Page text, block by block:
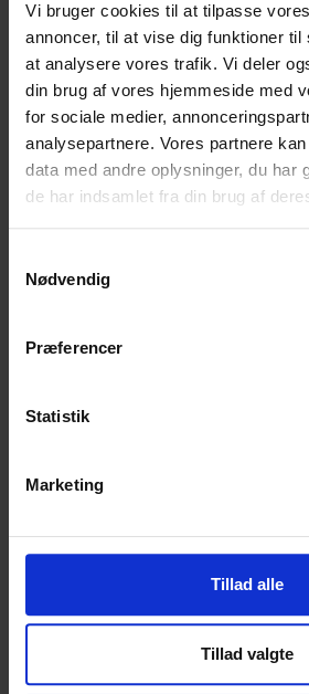
Vi bruger cookies til at tilpasse
annoncer, til at vise dig funktioner til
at analysere vores trafik. Vi deler
din brug af vores hjemmeside med
for sociale medier,
analysepartnere. Vores partnere
data med andre oplysninger, du har
de har indsamlet fra din brug af
Nødvendig
Præferencer
Statistik
Marketing
Tillad alle
Tillad valgte
Where can I see the status
(notifications?)
Where is order reference
I accidentally tapped Create
Spørgsmål til
Indsend dit spørgsmål i
Dit navn (Påkrævet)
Firma (Påkrævet)